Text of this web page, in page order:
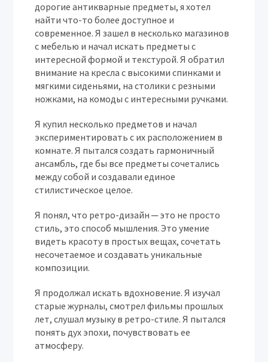
дорогие антикварные предметы, я хотел
найти что-то более доступное и
современное. Я зашел в несколько магазинов
с мебелью и начал искать предметы с
интересной формой и текстурой. Я обратил
внимание на кресла с высокими спинками и
мягкими сиденьями, на столики с резными
ножками, на комоды с интересными ручками.
Я купил несколько предметов и начал
экспериментировать с их расположением в
комнате. Я пытался создать гармоничный
ансамбль, где бы все предметы сочетались
между собой и создавали единое
стилистическое целое.
Я понял, что ретро-дизайн ─ это не просто
стиль, это способ мышления. Это умение
видеть красоту в простых вещах, сочетать
несочетаемое и создавать уникальные
композиции.
Я продолжал искать вдохновение. Я изучал
старые журналы, смотрел фильмы прошлых
лет, слушал музыку в ретро-стиле. Я пытался
понять дух эпохи, почувствовать ее
атмосферу.